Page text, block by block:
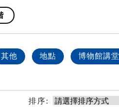
其他 地點 博物館講堂
排序: